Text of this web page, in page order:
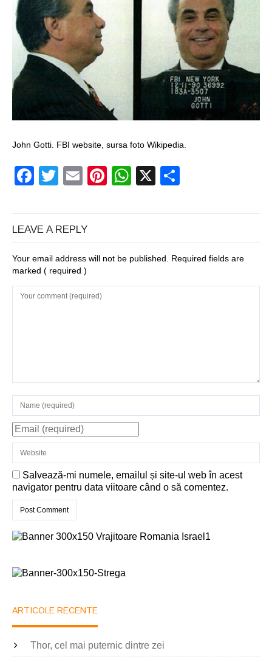
un craniu de
dinozaur Mongoliei
Mulţi soldaţi
canadieni sunt
stresaţi psihologic
Solomon
cerul Spaniei
Structurile
John Gotti. FBI website, sursa foto Wikipedia.
Facebook
Twitter
EmailPinterest
WhatsApp
X
LEAVE A REPLY
Your email address will not be published. Required fields are
marked ( required )
Salvează-mi numele, emailul și site-ul web în acest
navigator pentru data viitoare când o să comentez.
ARTICOLE RECENTE
Thor, cel mai puternic dintre zei